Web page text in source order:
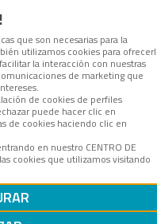
que son necesarias para la
utilizamos cookies para
la interacción con nuestras
de marketing que
de cookies de perfiles
puede hacer clic en
de cookies haciendo clic en
en nuestro CENTRO DE
cookies que utilizamos visitando